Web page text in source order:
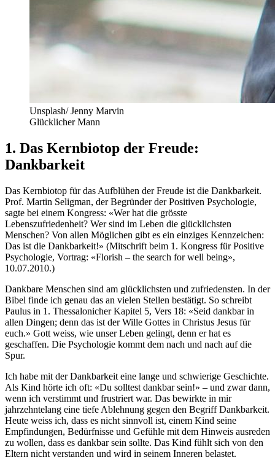
Unsplash/ Jenny Marvin
Glücklicher Mann
1. Das Kernbiotop der Freude:
Dankbarkeit
Das Kernbiotop für das Aufblühen der Freude ist die Dankbarkeit.
Prof. Martin Seligman, der Begründer der Positiven Psychologie,
sagte bei einem Kongress: «Wer hat die grösste
Lebenszufriedenheit? Wer sind im Leben die glücklichsten
Menschen? Von allen Möglichen gibt es ein einziges Kennzeichen:
Das ist die Dankbarkeit!» (Mitschrift beim 1. Kongress für Positive
Psychologie, Vortrag: «Florish – the search for well being»,
10.07.2010.)
Dankbare Menschen sind am glücklichsten und zufriedensten. In der
Bibel finde ich genau das an vielen Stellen bestätigt. So schreibt
Paulus in 1. Thessalonicher Kapitel 5, Vers 18: «Seid dankbar in
allen Dingen; denn das ist der Wille Gottes in Christus Jesus für
euch.» Gott weiss, wie unser Leben gelingt, denn er hat es
geschaffen. Die Psychologie kommt dem nach und nach auf die
Spur.
Ich habe mit der Dankbarkeit eine lange und schwierige Geschichte.
Als Kind hörte ich oft: «Du solltest dankbar sein!» – und zwar dann,
wenn ich verstimmt und frustriert war. Das bewirkte in mir
jahrzehntelang eine tiefe Ablehnung gegen den Begriff Dankbarkeit.
Heute weiss ich, dass es nicht sinnvoll ist, einem Kind seine
Empfindungen, Bedürfnisse und Gefühle mit dem Hinweis ausreden
zu wollen, dass es dankbar sein sollte. Das Kind fühlt sich von den
Eltern nicht verstanden und wird in seinem Inneren belastet.